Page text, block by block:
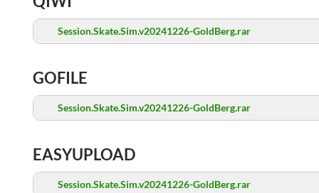
Session.Skate.Sim.v20241226-GoldBerg.rar
GOFILE
Session.Skate.Sim.v20241226-GoldBerg.rar
EASYUPLOAD
Session.Skate.Sim.v20241226-GoldBerg.rar